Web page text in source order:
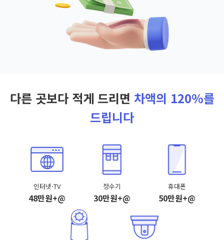
다른 곳보다 적게 드리면 차액의 120%를
드립니다
인터넷·TV
48만원+@
정수기
30만원+@
휴대폰
50만원+@